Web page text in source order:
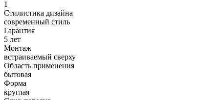
1
Стилистика дизайна
современный стиль
Гарантия
5 лет
Монтаж
встраиваемый сверху
Область применения
бытовая
Форма
круглая